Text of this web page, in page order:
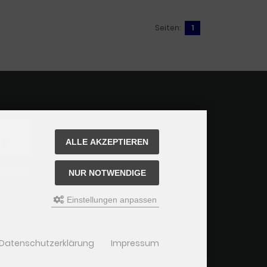
Seiten: 1
ALLE AKZEPTIEREN
NUR NOTWENDIGE
Einstellungen anpassen
Datenschutzerklärung Impressum